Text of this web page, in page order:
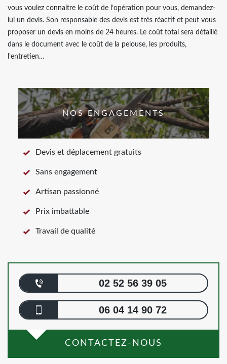
vous voulez connaitre le coût de l’opération pour vous, demandez-
lui un devis. Son responsable des devis est très réactif et peut vous
proposer un devis en moins de 24 heures. Le coût total sera détaillé
dans le document avec le coût de la pelouse, les produits,
l’entretien…
NOS ENGAGEMENTS
Devis et déplacement gratuits
Sans engagement
Artisan passionné
Prix imbattable
Travail de qualité
02 52 56 39 05
06 04 14 90 72
CONTACTEZ-NOUS